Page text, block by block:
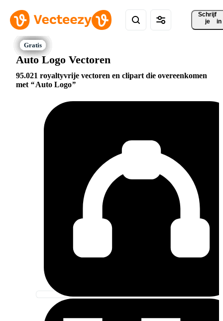
Schrijf
je
in
Auto Logo Vectoren
95.021 royaltyvrije vectoren en clipart die overeenkomen
met
Auto Logo